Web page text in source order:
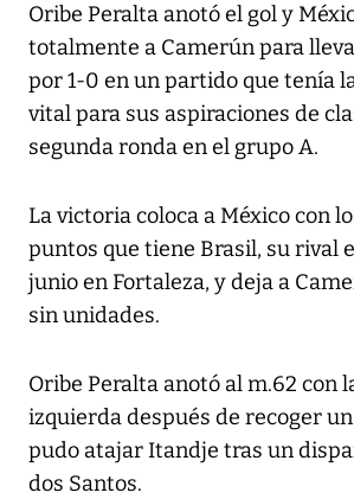
Oribe Peralta anotó el gol y
totalmente a Camerún para
por 1-0 en un partido que tenía
vital para sus aspiraciones de
segunda ronda en el grupo A.
La victoria coloca a México con
puntos que tiene Brasil, su rival
junio en Fortaleza, y deja a
sin unidades.
Oribe Peralta anotó al m.62 con
izquierda después de recoger
pudo atajar Itandje tras un
dos Santos.